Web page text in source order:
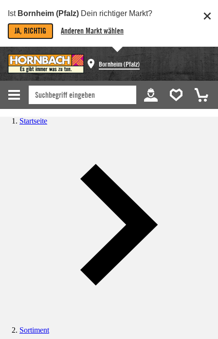
Ist Bornheim (Pfalz) Dein richtiger Markt?
JA, RICHTIG Anderen Markt wählen
Bornheim (Pfalz)
Startseite
Sortiment